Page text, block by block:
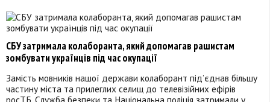
СБУ затримала колаборанта, який допомагав рашистам
зомбувати українців під час окупації
Замість мовників нашої держави колаборант під’єднав більшу
частину міста та прилеглих селищ до телевізійних ефірів
росТБ. Служба безпеки та Національна поліція затримали у